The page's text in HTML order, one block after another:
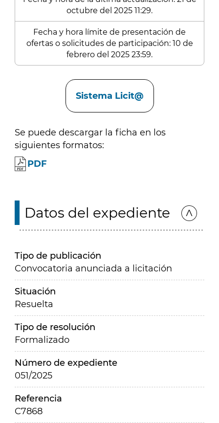
octubre del 2025 11:29.
Fecha y hora límite de presentación de
ofertas o solicitudes de participación: 10 de
febrero del 2025 23:59.
Sistema Licit@
Se puede descargar la ficha en los
siguientes formatos:
PDF
Datos del expediente
Tipo de publicación
Convocatoria anunciada a licitación
Situación
Resuelta
Tipo de resolución
Formalizado
Número de expediente
051/2025
Referencia
C7868